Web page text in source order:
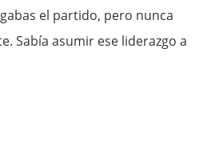
el partido, pero nunca
Sabía asumir ese liderazgo a